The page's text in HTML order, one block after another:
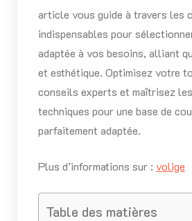
article vous guide à travers les
indispensables pour
adaptée à vos besoins, alliant
et esthétique. Optimisez votre
conseils experts et maîtrisez
techniques pour une base de
parfaitement adaptée.
Plus d’informations sur : volige
Table des matières